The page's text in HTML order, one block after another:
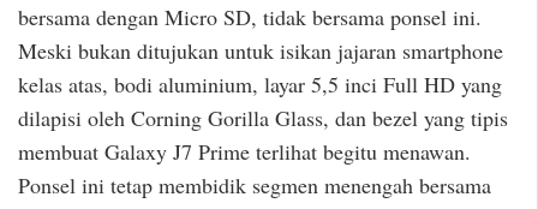
bersama dengan Micro SD, tidak bersama ponsel ini.
Meski bukan ditujukan untuk isikan jajaran smartphone
kelas atas, bodi aluminium, layar 5,5 inci Full HD yang
dilapisi oleh Corning Gorilla Glass, dan bezel yang tipis
membuat Galaxy J7 Prime terlihat begitu menawan.
Ponsel ini tetap membidik segmen menengah bersama